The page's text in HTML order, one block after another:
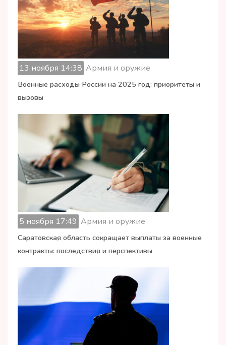
13 ноября 14:38 Армия и оружие
Военные расходы России на 2025 год: приоритеты и
вызовы
5 ноября 17:49 Армия и оружие
Саратовская область сокращает выплаты за военные
контракты: последствия и перспективы